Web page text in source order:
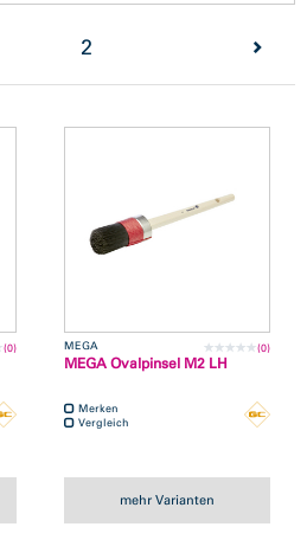
(current)2
(0) MEGA (0)
MEGA Ovalpinsel M2 LH
Merken
Vergleich
mehr Varianten